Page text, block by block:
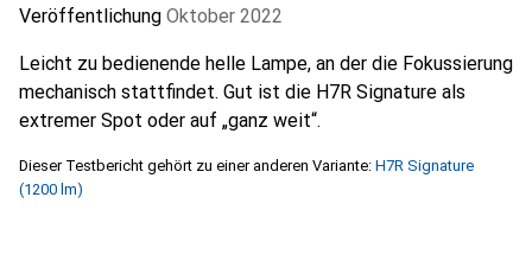
Veröffentlichung Oktober 2022
Leicht zu bedienende helle Lampe, an der die Fokussierung
mechanisch stattfindet. Gut ist die H7R Signature als
extremer Spot oder auf „ganz weit“.
Dieser Testbericht gehört zu einer anderen Variante: H7R Signature
(1200 lm)